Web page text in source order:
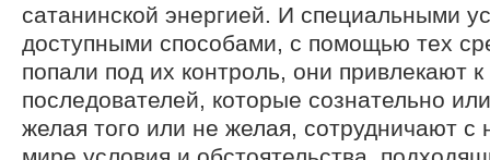
сатанинской энергией. И специальными
доступными способами, с помощью тех
попали под их контроль, они привлекают к
последователей, которые сознательно
желая того или не желая, сотрудничают с